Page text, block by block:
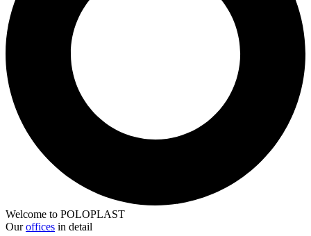
Welcome to POLOPLAST
Ouroffices in detail